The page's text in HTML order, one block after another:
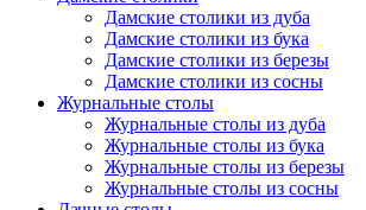
Дамские столики из дуба
Дамские столики из бука
Дамские столики из березы
Дамские столики из сосны
Журнальные столы
Журнальные столы из дуба
Журнальные столы из бука
Журнальные столы из березы
Журнальные столы из сосны